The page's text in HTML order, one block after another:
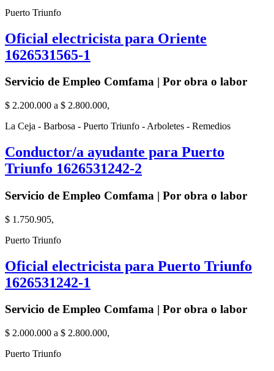
Puerto Triunfo
Oficial electricista para Oriente
1626531565-1
Servicio de Empleo Comfama | Por obra o labor
$ 2.200.000 a $ 2.800.000,
La Ceja - Barbosa - Puerto Triunfo - Arboletes - Remedios
Conductor/a ayudante para Puerto
Triunfo 1626531242-2
Servicio de Empleo Comfama | Por obra o labor
$ 1.750.905,
Puerto Triunfo
Oficial electricista para Puerto Triunfo
1626531242-1
Servicio de Empleo Comfama | Por obra o labor
$ 2.000.000 a $ 2.800.000,
Puerto Triunfo